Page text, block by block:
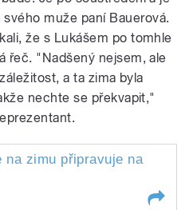
muže paní Bauerová.
že s Lukášem po tomhle
řeč. "Nadšený nejsem, ale
a ta zima byla
nechte se překvapit,"
na zimu připravuje na